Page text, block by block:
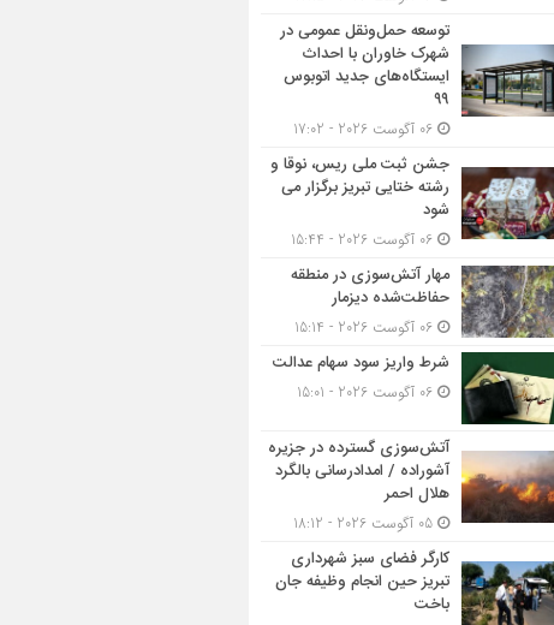
توسعه حمل‌ونقل عمومی در
شهرک خاوران با احداث
ایستگاه‌های جدید اتوبوس
۹۹
جشن ثبت ملی ریس، نوقا و
رشته ختایی تبریز برگزار می
شود
مهار آتش‌سوزی در منطقه
حفاظت‌شده دیزمار
شرط واریز سود سهام عدالت
آتش‌سوزی گسترده در جزیره
آشوراده / امدادرسانی بالگرد
هلال احمر
کارگر فضای سبز شهرداری
تبریز حین انجام وظیفه جان
باخت